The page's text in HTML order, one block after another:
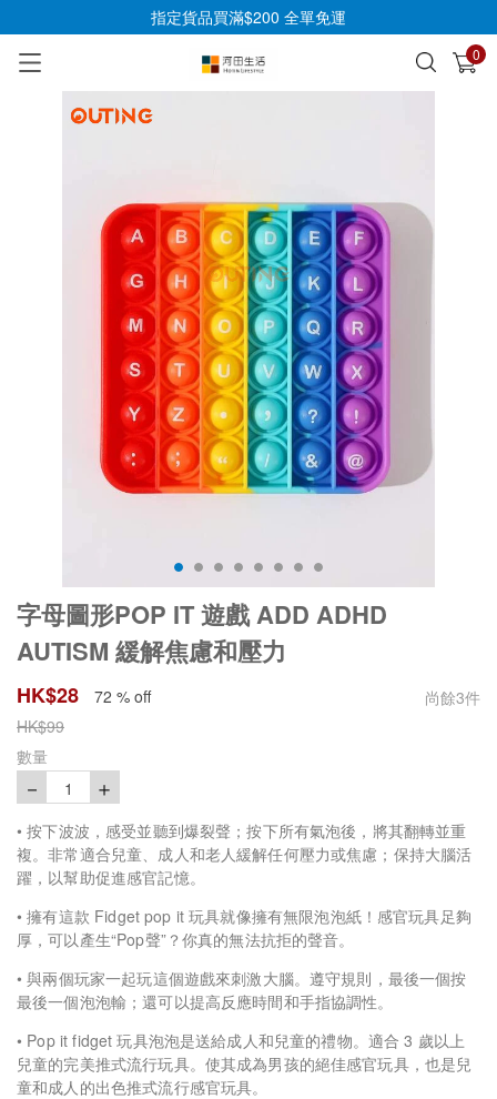
指定貨品買滿$200 全單免運
0
已加入購物車 查看
字母圖形POP IT 遊戲 ADD ADHD
AUTISM 緩解焦慮和壓力
HK$28 72 % off 尚餘3件
HK$99
數量
－ 1 ＋
• 按下波波 ，感受並聽到爆裂聲；按下所有氣泡後，將其翻轉並重
複。非常適合兒童、成人和老人緩解任何壓力或焦慮；保持大腦活
躍，以幫助促進感官記憶。
• 擁有這款 Fidget pop it玩具就像擁有無限泡泡紙！感官玩具足夠
厚，可以產生“Pop聲”？你真的無法抗拒的聲音。
• 與兩個玩家一起玩這個遊戲來刺激大腦。遵守規則，最後一個按
最後一個泡泡輸；還可以提高反應時間和手指協調性。
• Pop it fidget玩具泡泡是送給成人和兒童的禮物。適合 3 歲以上
兒童的完美推式流行玩具。使其成為男孩的絕佳感官玩具，也是兒
童和成人的出色推式流行感官玩具。